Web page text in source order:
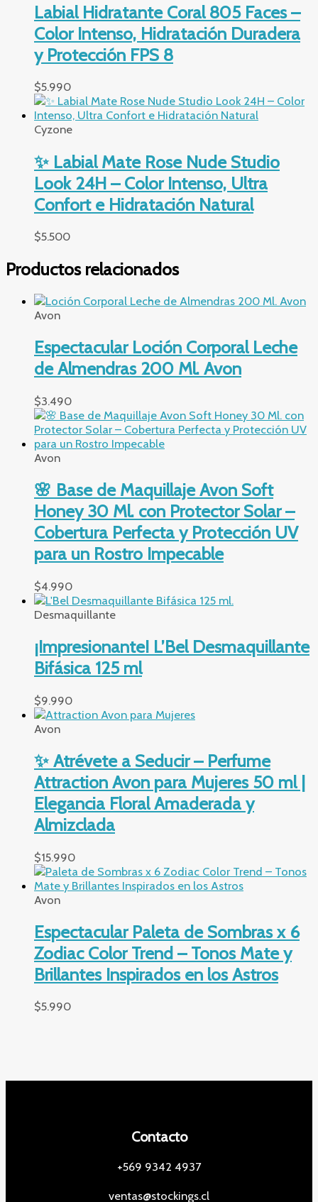
Labial Hidratante Coral 805 Faces –
Color Intenso, Hidratación Duradera
y Protección FPS 8
$5.990
Cyzone
✨ Labial Mate Rose Nude Studio
Look 24H – Color Intenso, Ultra
Confort e Hidratación Natural
$5.500
Productos relacionados
Avon
Espectacular Loción Corporal Leche
de Almendras 200 Ml. Avon
$3.490
Avon
🌸 Base de Maquillaje Avon Soft
Honey 30 Ml. con Protector Solar –
Cobertura Perfecta y Protección UV
para un Rostro Impecable
$4.990
Desmaquillante
¡Impresionante! L’Bel Desmaquillante
Bifásica 125 ml
$9.990
Avon
✨ Atrévete a Seducir – Perfume
Attraction Avon para Mujeres 50 ml |
Elegancia Floral Amaderada y
Almizclada
$15.990
Avon
Espectacular Paleta de Sombras x 6
Zodiac Color Trend – Tonos Mate y
Brillantes Inspirados en los Astros
$5.990
Contacto
+569 9342 4937
ventas@stockings.cl